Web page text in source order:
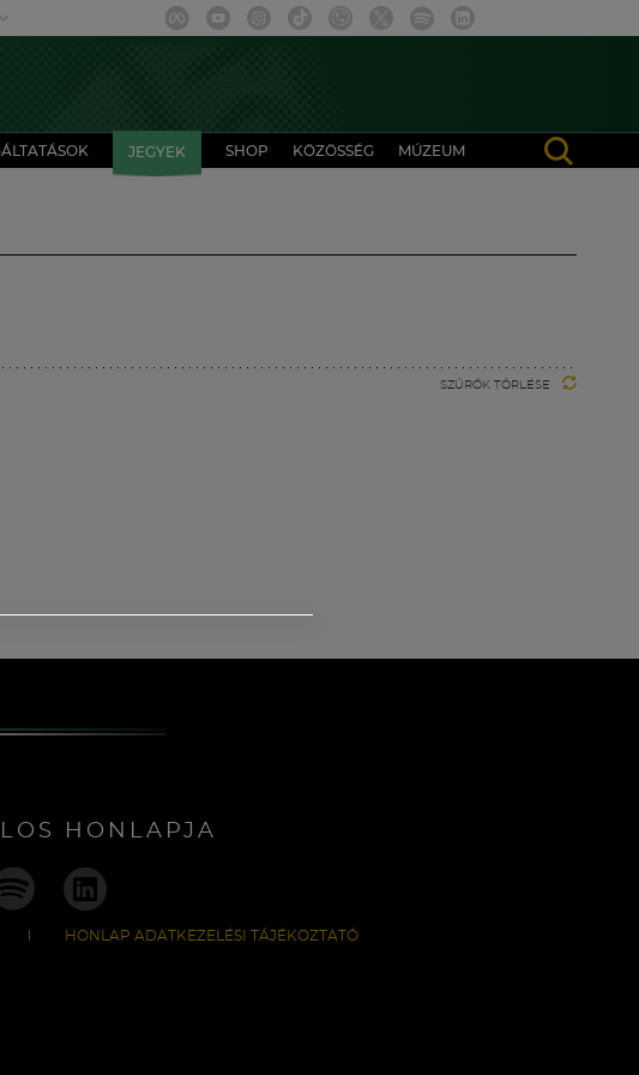
JEGYEK SHOP KÖZÖSSÉG MÚZEUM
SZŰRŐK TÖRLÉSE
HONLAPJA
HONLAP ADATKEZELÉSI TÁJÉKOZTATÓ